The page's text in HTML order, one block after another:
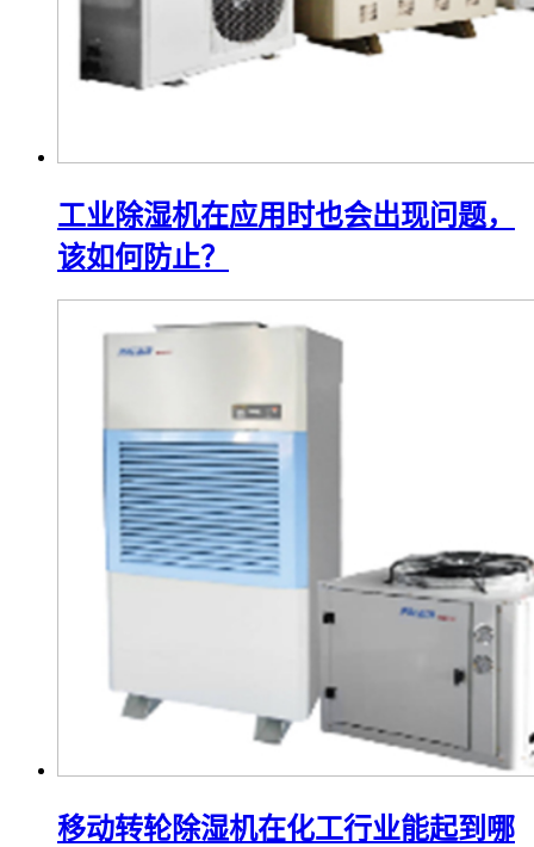
工业除湿机在应用时也会出现问题，
该如何防止？
移动转轮除湿机在化工行业能起到哪